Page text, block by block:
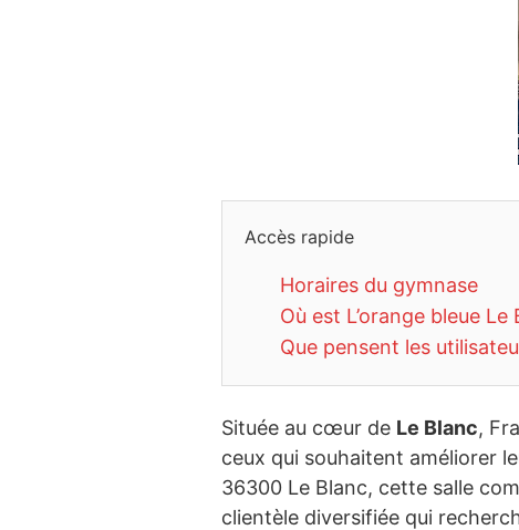
Accès rapide
Horaires du gymnase
Où est L’orange bleue Le
Que pensent les
Située au cœur de Le Blanc,
ceux qui souhaitent améliorer
36300 Le Blanc, cette salle
clientèle diversifiée qui